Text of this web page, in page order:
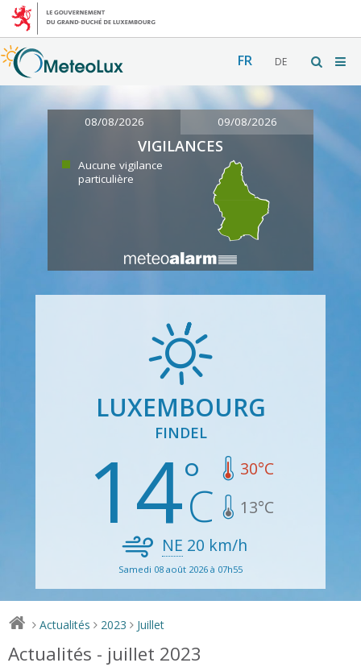
FR DE
08/08/2026 09/08/2026
VIGILANCES
Aucune vigilance
particulière
LUXEMBOURG
FINDEL
14 30°C
13°C
NE 20 km/h
Samedi 08 août 2026 à 07h55
> Actualités > 2023 > Juillet
Actualités - juillet 2023